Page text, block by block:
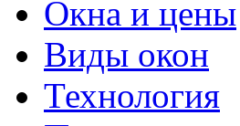
Окна и цены
Виды окон
Технология